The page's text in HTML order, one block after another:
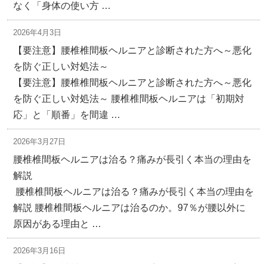
なく「身体の使い方 …
2026年4月3日
【要注意】腰椎椎間板ヘルニアと診断された方へ～悪化
を防ぐ正しい対処法～
【要注意】腰椎椎間板ヘルニアと診断された方へ～悪化
を防ぐ正しい対処法～ 腰椎椎間板ヘルニアは「初期対
応」と「順番」を間違 …
2026年3月27日
腰椎椎間板ヘルニアは治る？痛みが長引く本当の理由を
解説
腰椎椎間板ヘルニアは治る？痛みが長引く本当の理由を
解説 腰椎椎間板ヘルニアは治るのか。97％が腰以外に
原因がある理由と …
2026年3月16日